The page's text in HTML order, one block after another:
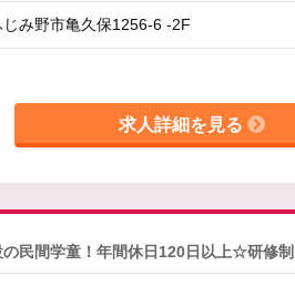
じみ野市亀久保1256-6 -2F
求人詳細を見る
の民間学童！年間休日120日以上☆研修